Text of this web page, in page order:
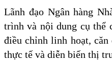
Lãnh đạo Ngân hàng
trình và nội dung cụ thể
điều chỉnh linh hoạt,
thực tế và diễn biến thị